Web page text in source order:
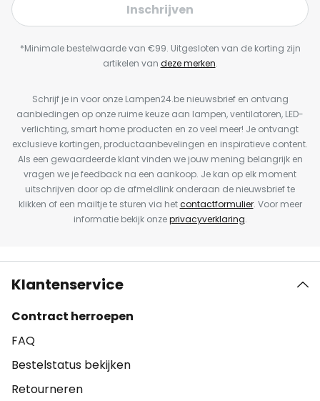
Inschrijven
*Minimale bestelwaarde van €99. Uitgesloten van de korting zijn
artikelen van deze merken.
Schrijf je in voor onze Lampen24.be nieuwsbrief en ontvang
aanbiedingen op onze ruime keuze aan lampen, ventilatoren, LED-
verlichting, smart home producten en zo veel meer! Je ontvangt
exclusieve kortingen, productaanbevelingen en inspiratieve content.
Als een gewaardeerde klant vinden we jouw mening belangrijk en
vragen we je feedback na een aankoop. Je kan op elk moment
uitschrijven door op de afmeldlink onderaan de nieuwsbrief te
klikken of een mailtje te sturen via hetcontactformulier. Voor meer
informatie bekijk onzeprivacyverklaring.
Klantenservice
Contract herroepen
FAQ
Bestelstatus bekijken
Retourneren